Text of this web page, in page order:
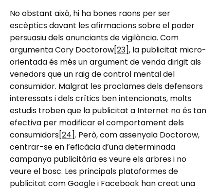
No obstant això, hi ha bones raons per ser
escèptics davant les afirmacions sobre el poder
persuasiu dels anunciants de vigilància. Com
argumenta Cory Doctorow[23], la publicitat micro-
orientada és més un argument de venda dirigit als
venedors que un raig de control mental del
consumidor. Malgrat les proclames dels defensors
interessats i dels crítics ben intencionats, molts
estudis troben que la publicitat a Internet no és tan
efectiva per modificar el comportament dels
consumidors[24]. Però, com assenyala Doctorow,
centrar-se en l’eficàcia d’una determinada
campanya publicitària es veure els arbres i no
veure el bosc. Les principals plataformes de
publicitat com Google i Facebook han creat una